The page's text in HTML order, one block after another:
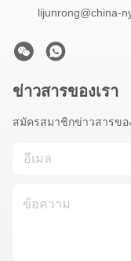
lijunrong@china-
ข่าวสารของเรา
สมัครสมาชิกข่าวสารขอ